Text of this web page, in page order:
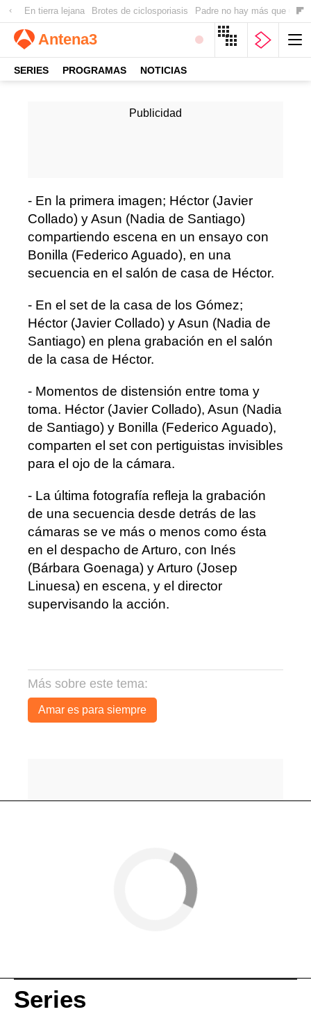
En tierra lejana Brotes de ciclosporiasis Padre no hay más que uno
Antena3
SERIES PROGRAMAS NOTICIAS
- En la primera imagen; Héctor (Javier
Collado) y Asun (Nadia de Santiago)
compartiendo escena en un ensayo con
Bonilla (Federico Aguado), en una
secuencia en el salón de casa de Héctor.
- En el set de la casa de los Gómez;
Héctor (Javier Collado) y Asun (Nadia de
Santiago) en plena grabación en el salón
de la casa de Héctor.
- Momentos de distensión entre toma y
toma. Héctor (Javier Collado), Asun (Nadia
de Santiago) y Bonilla (Federico Aguado),
comparten el set con pertiguistas invisibles
para el ojo de la cámara.
- La última fotografía refleja la grabación
de una secuencia desde detrás de las
cámaras se ve más o menos como ésta
en el despacho de Arturo, con Inés
(Bárbara Goenaga) y Arturo (Josep
Linuesa) en escena, y el director
supervisando la acción.
Más sobre este tema:
Amar es para siempre
Series